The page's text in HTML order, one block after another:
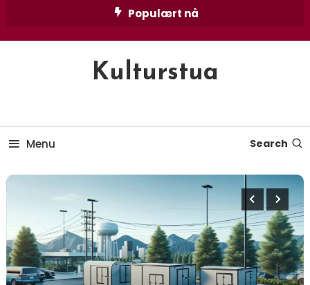
Populært nå
Kulturstua
Menu Search